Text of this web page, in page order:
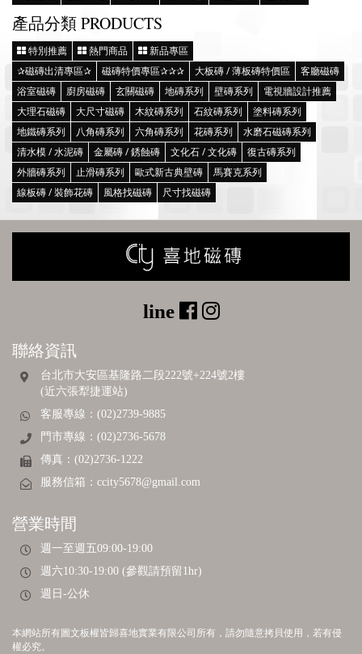
產品分類 PRODUCTS
特別推薦 熱門商品
新品專區
✰磁磚出清專區✰
磁磚特價專區✰✰✰ 大板磚 / 薄板磚特價區
客廳磁磚
浴室磁磚
廚房磁磚 玄關磁磚 地磚系列 壁磚系列
電視牆設計推薦
大理石磁磚
大尺寸磁磚 木紋磚系列 石紋磚系列
塗料磚系列
地鐵磚系列
八角磚系列 六角磚系列 花磚系列
水磨石磁磚系列
清水模 / 水泥磚
金屬磚 / 銹蝕磚 文化石 / 文化磚
復古磚系列
外牆磚系列
止滑磚系列 歐式新古典壁磚
馬賽克系列
線板磚 / 裝飾花磚
風格找磁磚 尺寸找磁磚
聯絡資訊
台北市大安區基隆路二段222號+224號2樓
(近六張犁捷運站)
客服專線：(02)2739-9885
門市專線：(02)2736-5678
傳真：(02)2736-1222
服務信箱： ccity5678@gmail.com
營業時間
週一至週五09:00-19:00
週六10:30-19:00 (參觀請預留1hr)
週日-公休
本網站所有圖文板權皆歸喜地實業有限公司所有，請勿隨意拷貝使用，若有侵
權必究。